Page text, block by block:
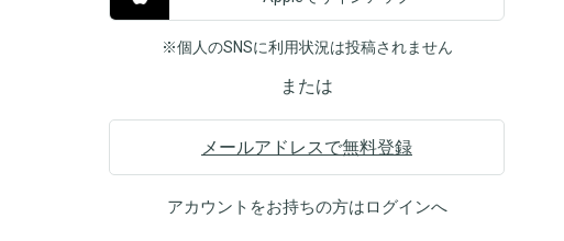
※個人のSNSに利用状況は投稿されません
または
メールアドレスで無料登録
アカウントをお持ちの方はログインへ